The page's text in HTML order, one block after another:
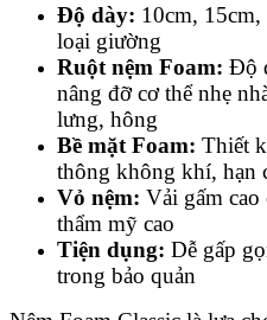
Độ dày: 10cm,
loại giường
Ruột nệm Foam: Độ
nâng đỡ cơ thể nhẹ
lưng, hông
Bề mặt Foam: Thiết
thông không khí, hạn
Vỏ nệm: Vải gấm
thẩm mỹ cao
Tiện dụng: Dễ gấp
trong bảo quản